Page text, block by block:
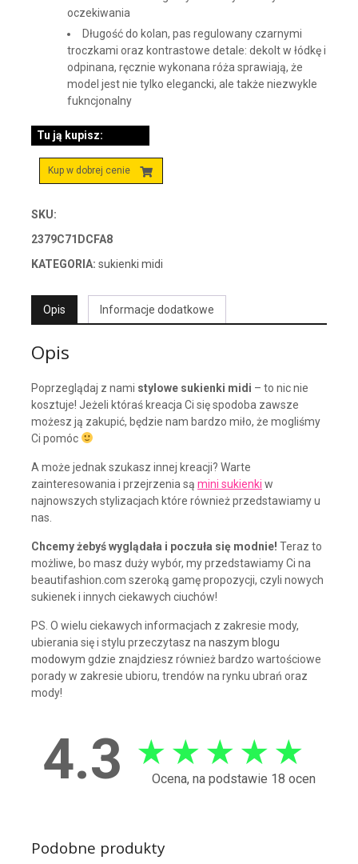
oczekiwania
Długość do kolan, pas regulowany czarnymi
troczkami oraz kontrastowe detale: dekolt w łódkę i
odpinana, ręcznie wykonana róża sprawiają, że
model jest nie tylko elegancki, ale także niezwykle
fukncjonalny
Tu ją kupisz:
Kup w dobrej cenie
SKU:
2379C71DCFA8
KATEGORIA: sukienki midi
Opis Informacje dodatkowe
Opis
Poprzeglądaj z nami stylowe sukienki midi – to nic nie
kosztuje! Jeżeli któraś kreacja Ci się spodoba zawsze
możesz ją zakupić, będzie nam bardzo miło, że mogliśmy
Ci pomóc
A może jednak szukasz innej kreacji? Warte
zainteresowania i przejrzenia są mini sukienki w
najnowszych stylizacjach które również przedstawiamy u
nas.
Chcemy żebyś wyglądała i poczuła się modnie! Teraz to
możliwe, bo masz duży wybór, my przedstawiamy Ci na
beautifashion.com szeroką gamę propozycji, czyli nowych
sukienek i innych ciekawych ciuchów!
PS. O wielu ciekawych informacjach z zakresie mody,
ubierania się i stylu przeczytasz na naszym blogu
modowym gdzie znajdziesz również bardzo wartościowe
porady w zakresie ubioru, trendów na rynku ubrań oraz
mody!
4.3 ★ ★ ★ ★ ★
Ocena, na podstawie 18 ocen
Podobne produkty